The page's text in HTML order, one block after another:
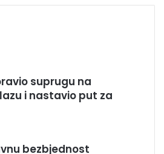
suprugu na
i nastavio put za
bezbjednost